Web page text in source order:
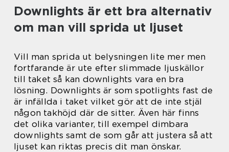
Downlights är ett bra alternativ
om man vill sprida ut ljuset
Vill man sprida ut belysningen lite mer men
fortfarande är ute efter slimmade ljuskällor
till taket så kan downlights vara en bra
lösning. Downlights är som spotlights fast de
är infällda i taket vilket gör att de inte stjäl
någon takhöjd där de sitter. Även här finns
det olika varianter, till exempel dimbara
downlights samt de som går att justera så att
ljuset kan riktas precis dit man önskar.